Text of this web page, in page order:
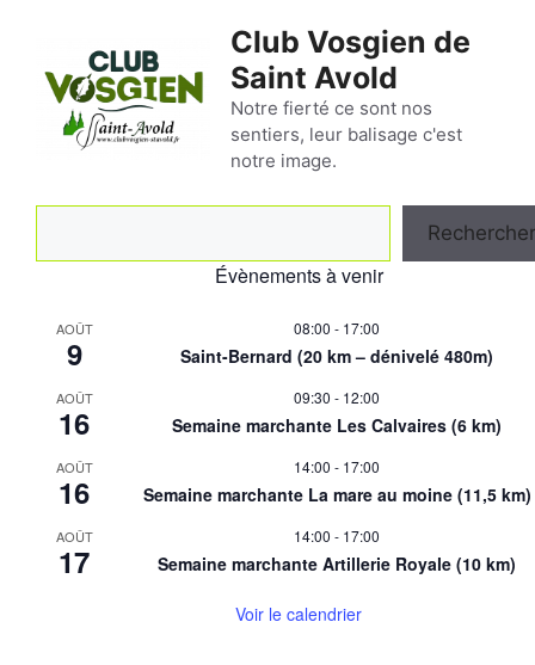
contenu
Club Vosgien de
Saint Avold
Notre fierté ce sont nos
sentiers, leur balisage c'est
notre image.
Rechercher
Évènements à venir
AOÛT
9
08:00 - 17:00
Saint-Bernard (20 km – dénivelé 480m)
AOÛT
16
09:30 - 12:00
Semaine marchante Les Calvaires (6 km)
AOÛT
16
14:00 - 17:00
Semaine marchante La mare au moine (11,5 km)
AOÛT
17
14:00 - 17:00
Semaine marchante Artillerie Royale (10 km)
Voir le calendrier